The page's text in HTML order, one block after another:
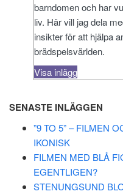
barndomen och har
liv. Här vill jag dela
insikter för att hjälpa
brädspelsvärlden.
Visa inlägg
SENASTE INLÄGGEN
”9 TO 5” – FILMEN
IKONISK
FILMEN MED BLÅ
EGENTLIGEN?
STENUNGSUND